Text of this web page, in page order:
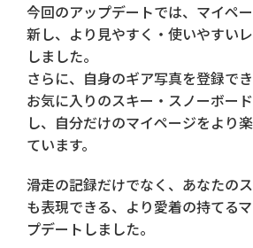
今回のアップデートでは、マイペ
新し、より見やすく・使いやすい
しました。
さらに、自身のギア写真を登録で
お気に入りのスキー・スノーボー
し、自分だけのマイページをより
ています。
滑走の記録だけでなく、あなたの
も表現できる、より愛着の持てる
プデートしました。